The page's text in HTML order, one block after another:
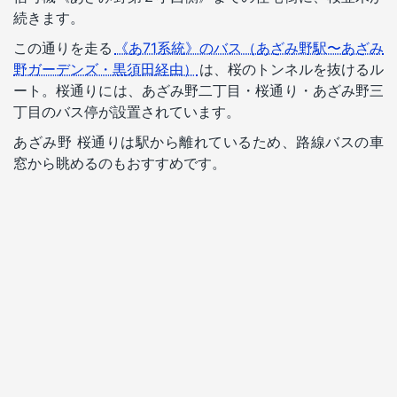
続きます。
この通りを走る
《あ71系統》のバス（あざみ野駅〜あざみ
野ガーデンズ・黒須田経由）
は、桜のトンネルを抜けるル
ート。桜通りには、あざみ野二丁目・桜通り・あざみ野三
丁目のバス停が設置されています。
あざみ野 桜通りは駅から離れているため、路線バスの車
窓から眺めるのもおすすめです。